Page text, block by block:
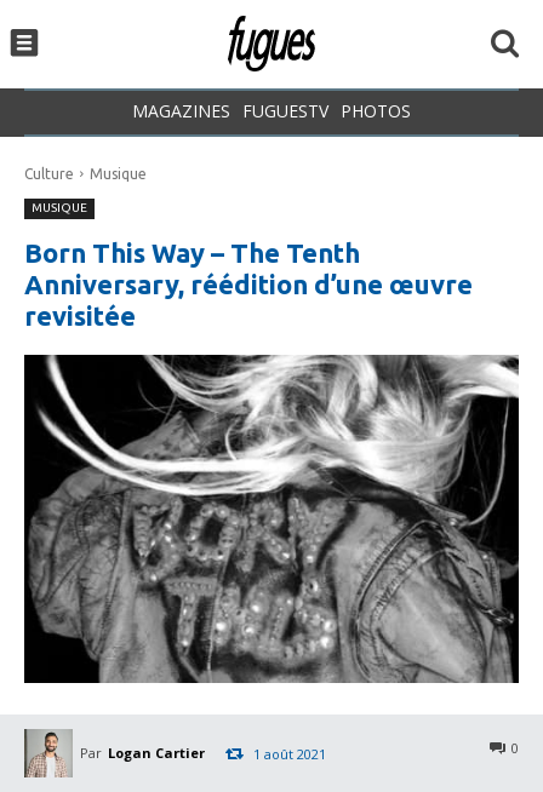
MAGAZINES FUGUESTV PHOTOS
Culture Musique
MUSIQUE
Born This Way – The Tenth
Anniversary, réédition d’une œuvre
revisitée
Par Logan Cartier 0
1 août 2021